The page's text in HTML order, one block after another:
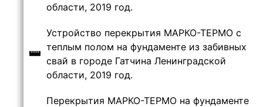
области, 2019 год.
Устройство перекрытия МАРКО-ТЕРМО с
теплым полом на фундаменте из забивных
свай в городе Гатчина Ленинградской
области, 2019 год.
Перекрытия МАРКО-ТЕРМО на фундаменте